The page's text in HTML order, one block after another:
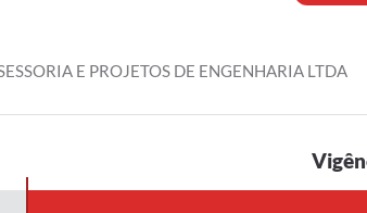
E PROJETOS DE ENGENHARIA LTDA